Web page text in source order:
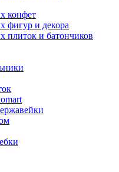
конфет
фигур и декора
и батончиков